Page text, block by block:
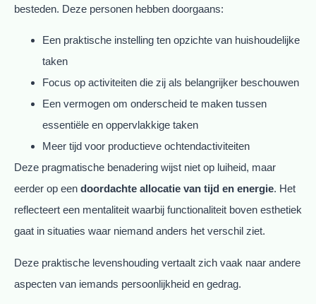
besteden. Deze personen hebben doorgaans:
Een praktische instelling ten opzichte van huishoudelijke
taken
Focus op activiteiten die zij als belangrijker beschouwen
Een vermogen om onderscheid te maken tussen
essentiële en oppervlakkige taken
Meer tijd voor productieve ochtendactiviteiten
Deze pragmatische benadering wijst niet op luiheid, maar
eerder op een doordachte allocatie van tijd en energie. Het
reflecteert een mentaliteit waarbij functionaliteit boven esthetiek
gaat in situaties waar niemand anders het verschil ziet.
Deze praktische levenshouding vertaalt zich vaak naar andere
aspecten van iemands persoonlijkheid en gedrag.